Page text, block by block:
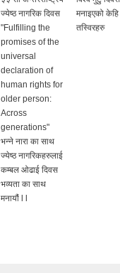
ज्येष्ठ नागरिक दिवस
"Fulfilling the
promises of the
universal
declaration of
human rights for
older person:
Across
generations"
भन्ने नारा का साथ
ज्येष्ठ नागरिकहरुलाई
कम्बल ओढाई दिवस
भव्यता का साथ
मनायौं l l
मनाइएको केहि
तस्विरहरु